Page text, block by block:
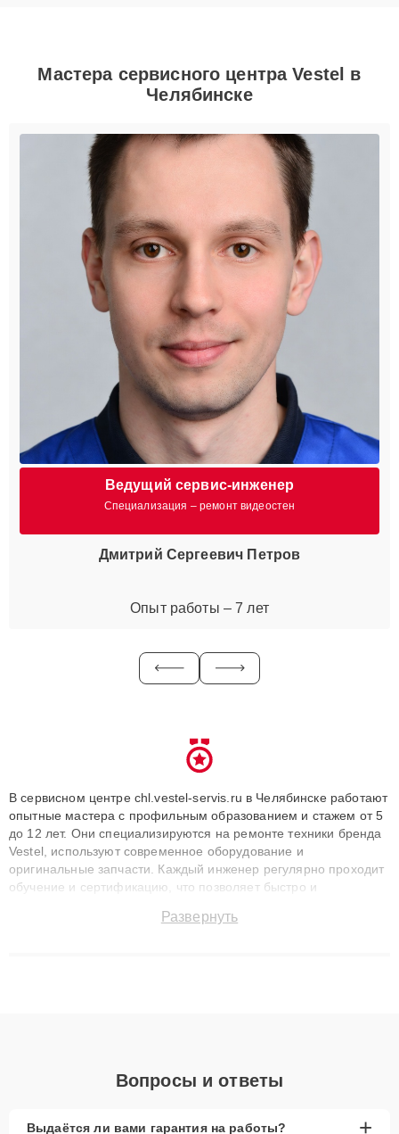
Мастера сервисного центра Vestel в
Челябинске
Ведущий сервис-инженер
Специализация – ремонт видеостен
Дмитрий Сергеевич Петров
Опыт работы – 7 лет
В сервисном центре chl.vestel-servis.ru в Челябинске работают
опытные мастера с профильным образованием и стажем от 5
до 12 лет. Они специализируются на ремонте техники бренда
Vestel, используют современное оборудование и
оригинальные запчасти. Каждый инженер регулярно проходит
обучение и сертификацию, что позволяет быстро и
сохранением гарантии до 3 лет. Наши мастера решают
Развернуть
Вопросы и ответы
Выдаётся ли вами гарантия на работы? +